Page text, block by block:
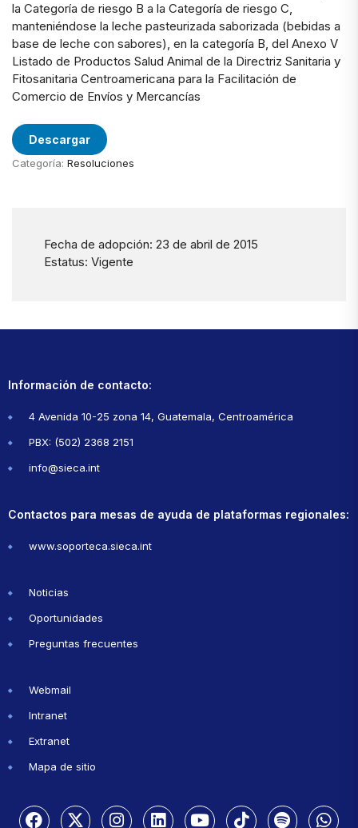
la Categoría de riesgo B a la Categoría de riesgo C,
manteniéndose la leche pasteurizada saborizada (bebidas a
base de leche con sabores), en la categoría B, del Anexo V
Listado de Productos Salud Animal de la Directriz Sanitaria y
Fitosanitaria Centroamericana para la Facilitación de
Comercio de Envíos y Mercancías
Descargar
Categoría: Resoluciones
Fecha de adopción: 23 de abril de 2015
Estatus: Vigente
Información de contacto:
4 Avenida 10-25 zona 14, Guatemala, Centroamérica
PBX: (502) 2368 2151
info@sieca.int
Contactos para mesas de ayuda de plataformas regionales:
www.soporteca.sieca.int
Noticias
Oportunidades
Preguntas frecuentes
Webmail
Intranet
Extranet
Mapa de sitio